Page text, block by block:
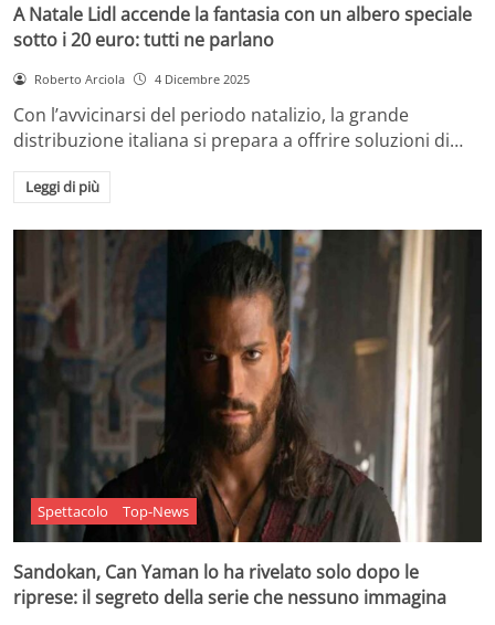
A Natale Lidl accende la fantasia con un albero speciale
sotto i 20 euro: tutti ne parlano
Roberto Arciola 4 Dicembre 2025
Con l’avvicinarsi del periodo natalizio, la grande
distribuzione italiana si prepara a offrire soluzioni di…
Leggi di più
Spettacolo Top-News
Sandokan, Can Yaman lo ha rivelato solo dopo le
riprese: il segreto della serie che nessuno immagina